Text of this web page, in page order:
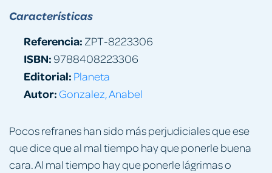
Pocos refranes han sido más perjudiciales que ese
que dice que al mal tiempo hay que ponerle buena
cara. Al mal tiempo hay que ponerle lágrimas o
Características
Referencia: ZPT-8223306
ISBN:9788408223306
Editorial: Planeta
Autor: Gonzalez, Anabel